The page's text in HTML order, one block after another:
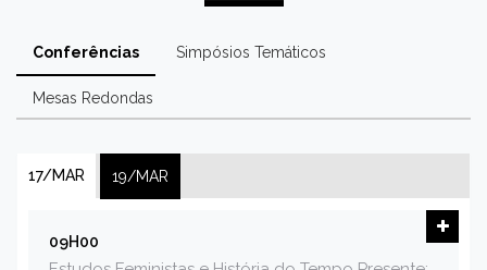
Conferências Simpósios Temáticos
Mesas Redondas
17/MAR 19/MAR
09H00